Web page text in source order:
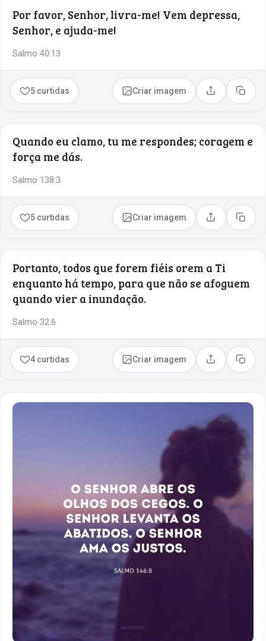
Por favor, Senhor, livra-me! Vem depressa,
Senhor, e ajuda-me!
Salmo 40:13
5 curtidas Criar imagem Compartilhar
Copiar
Quando eu clamo, tu me respondes; coragem e
força me dás.
Salmo 138:3
5 curtidas Criar imagem Compartilhar
Copiar
Portanto, todos que forem fiéis orem a Ti
enquanto há tempo, para que não se afoguem
quando vier a inundação.
Salmo 32:6
4 curtidas Criar imagem Compartilhar
Copiar